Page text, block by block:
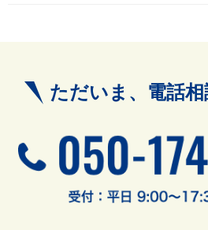
ただいま、電話相